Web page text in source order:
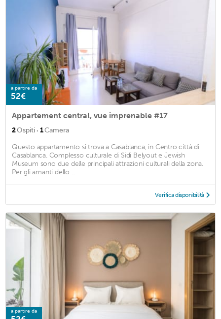
a partire da
52€
Appartement central, vue imprenable #17
2Ospiti · 1Camera
Questo appartamento si trova a Casablanca, in Centro città di
Casablanca. Complesso culturale di Sidi Belyout e Jewish
Museum sono due delle principali attrazioni culturali della zona.
Per gli amanti dello ...
Verifica disponibilità
a partire da